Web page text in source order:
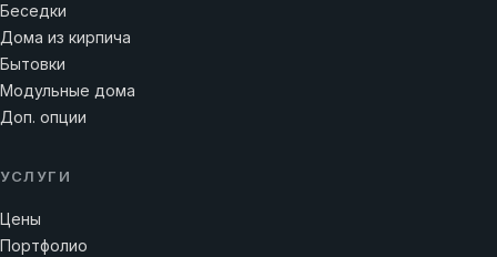
Беседки
Дома из кирпича
Бытовки
Модульные дома
Доп. опции
УСЛУГИ
Цены
Портфолио